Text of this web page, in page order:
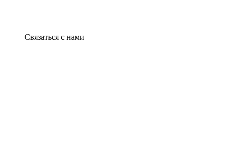
Связаться с нами